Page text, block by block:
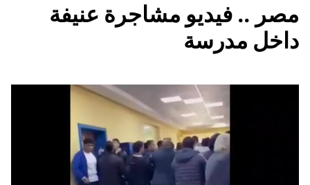
مصر .. فيديو مشاجرة عنيفة
داخل مدرسة